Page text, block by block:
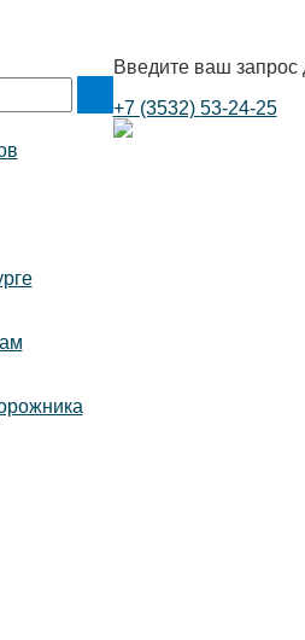
Введите ваш запрос
+7 (3532) 53-24-25